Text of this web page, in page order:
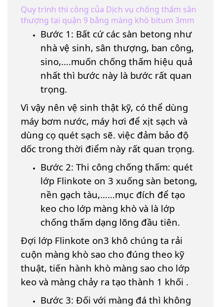
Quy trình thi công của Dịch vụ chống thấm sân
thượng tại quận 9 bằng màng khò bitum 3mm
Bước 1: Bất cứ các sàn betong như
nhà vệ sinh, sân thượng, ban công,
sino,….muốn chống thấm hiệu quả
nhất thì bước này là bước rất quan
trọng.
Vì vậy nên vệ sinh thật kỹ, có thể dùng
máy bơm nước, máy hơi để xịt sạch và
dùng cọ quét sạch sẽ. việc đảm bảo độ
dốc trong thời điểm này rất quan trọng.
Bước 2: Thi công chống thấm: quét
lớp Flinkote on 3 xuống sàn betong,
nền gạch tàu,……mục đích để tạo
keo cho lớp màng khò và là lớp
chống thấm dạng lõng đầu tiên.
Đợi lớp Flinkote on3 khô chúng ta rải
cuộn màng khò sao cho đúng theo kỹ
thuật, tiến hành khò màng sao cho lớp
keo và màng chảy ra tạo thành 1 khối .
Bước 3: Đối với màng đá thì không